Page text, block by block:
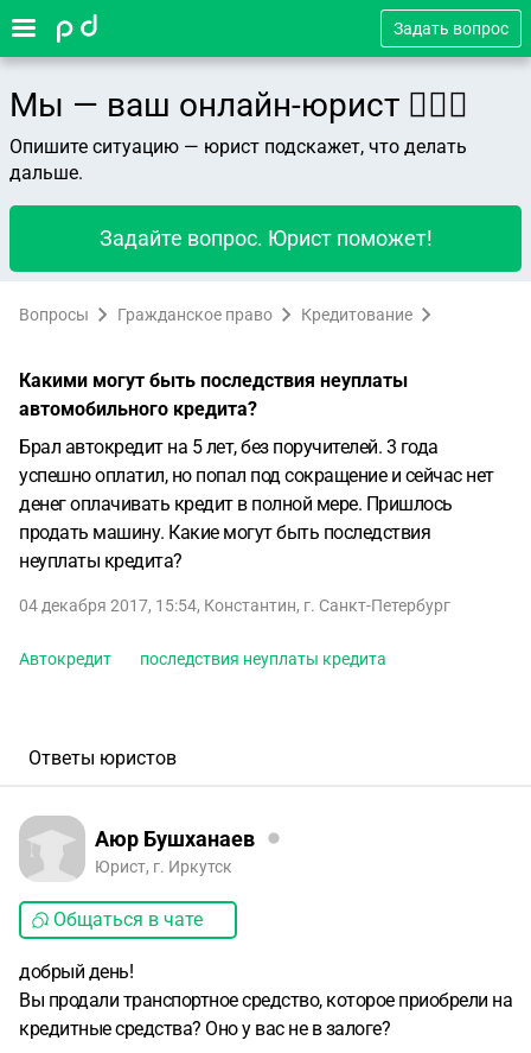
Задать вопрос
Мы — ваш онлайн-юрист 👨🏻‍⚖️
Опишите ситуацию — юрист подскажет, что делать
дальше.
Задайте вопрос. Юрист поможет!
Вопросы Гражданское право Кредитование
Какими могут быть последствия неуплаты
автомобильного кредита?
Брал автокредит на 5 лет, без поручителей. 3 года
успешно оплатил, но попал под сокращение и сейчас нет
денег оплачивать кредит в полной мере. Пришлось
продать машину. Какие могут быть последствия
неуплаты кредита?
04 декабря 2017, 15:54, Константин, г. Санкт-Петербург
Автокредит последствия неуплаты кредита
Ответы юристов
Аюр Бушханаев
Юрист, г. Иркутск
Общаться в чате
добрый день!
Вы продали транспортное средство, которое приобрели на
кредитные средства? Оно у вас не в залоге?